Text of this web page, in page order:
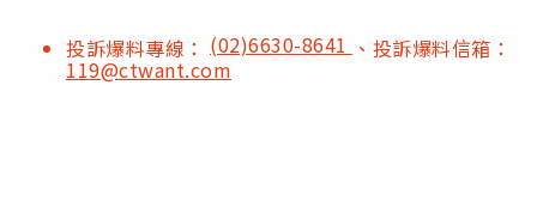
投訴爆料專線： (02)6630-8641 、投訴爆料信箱：
119@ctwant.com